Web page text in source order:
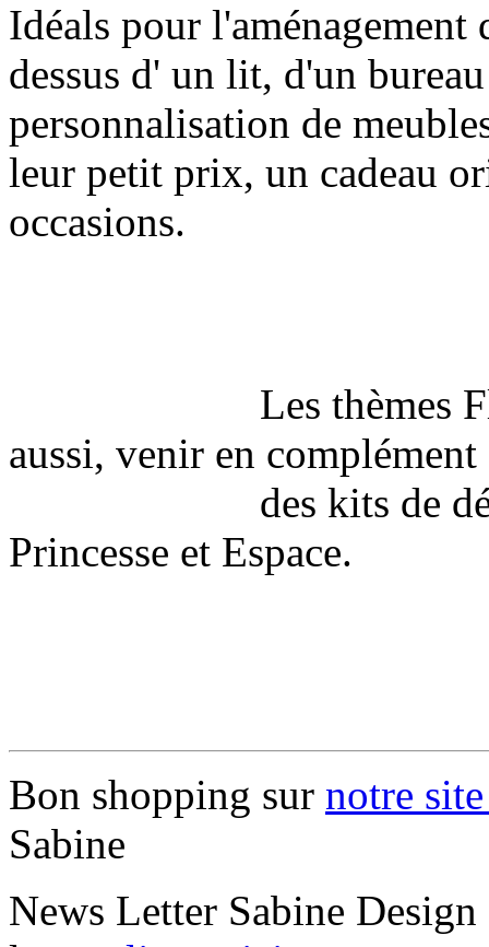
Idéals pour l'aménagement
dessus d' un lit, d'un
personnalisation de
leur petit prix, un cadeau
occasions.
Les thèmes Fleurs
aussi, venir en complément
des kits de décors
Princesse et Espace.
Bon shopping sur notre
Sabine
News Letter Sabine